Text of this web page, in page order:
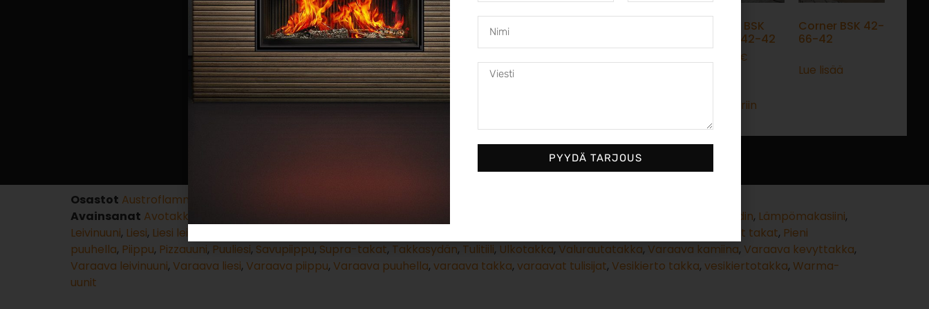
Brunner BSK
flach 42-42
Brunner BSK
Eck 42-42-42
€
ostoskoriin
Corner BSK 42-
66-42
Lue lisää
Osastot Austroflamm
Avainsanat Avotakka Lämmönvaihdin, Lämpömakasiini,
Leivinuuni, Liesi, Liesi leivinuuni Pienet takat, Pieni
puuhella, Piippu, Pizzauuni, Puuliesi, Savupiippu, Supra-takat, Takkasydän, Tulitiili, Ulkotakka, Valurautatakka, Varaava kamiina, Varaava kevyttakka,
Varaava leivinuuni, Varaava liesi, Varaava piippu, Varaava puuhella, varaava takka, varaavat tulisijat, Vesikierto takka, vesikiertotakka, Warma-
uunit
PYYDÄ TARJOUS